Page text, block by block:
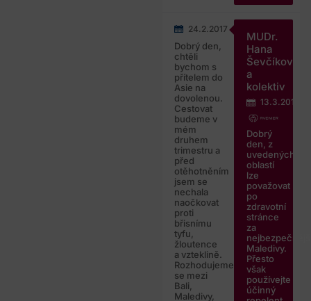
24.2.2017
Dobrý den,
chtěli
bychom s
přítelem do
Asie na
dovolenou.
Cestovat
budeme v
mém
druhem
trimestru a
před
otěhotněním
jsem se
nechala
naočkovat
proti
břisnímu
tyfu,
žloutence
a vzteklině.
Rozhodujeme
se mezi
Bali,
Maledivy,
MUDr.
Hana
Ševčíková
a
kolektiv
13.3.2017
Dobrý
den, z
uvedených
oblastí
lze
považovat
po
zdravotní
stránce
za
Maledivy.
Přesto
však
používejte
účinný